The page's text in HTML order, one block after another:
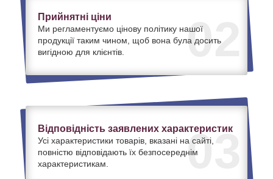
02
Прийнятні ціни
Ми регламентуємо цінову політику нашої
продукції таким чином, щоб вона була досить
вигідною для клієнтів.
03
Відповідність заявлених характеристик
Усі характеристики товарів, вказані на сайті,
повністю відповідають їх безпосереднім
характеристикам.